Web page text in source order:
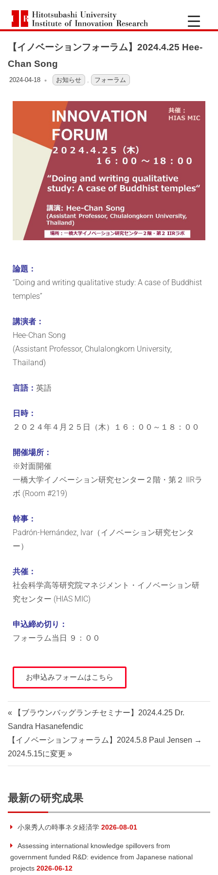
橋
ベ
ー
ン
Hitotsubashi
Institute
of
Research
【イノベーションフォーラム】2024.4.25 Hee-
Chan Song
2024-04-18 OFO3_TESTIIR
お知らせ フォーラム
論題：
“Doing and writing qualitative study: A case of Buddhist
temples”
講演者：
Hee-Chan Song
(Assistant Professor, Chulalongkorn University,
Thailand)
言語： 英語
日時：
２０２４年４月２５日（木）１６：００～１８：００
開催場所：
※対面開催
一橋大学イノベーション研究センター２階・第２ IIRラ
ボ (Room #219)
幹事：
Padrón-Hernández, Ivar（イノベーション研究センタ
ー）
共催：
社会科学高等研究院マネジメント・イノベーション研
究センター (HIAS MIC)
申込締め切り：
フォーラム当日 ９：００
お申込みフォームはこちら
【ブラウンバッグランチセミナー】2024.4.25 Dr.
Sandra Hasanefendic
【イノベーションフォーラム】2024.5.8 Paul Jensen →
2024.5.15に変更
最新の研究成果
小泉秀人の時事ネタ経済学 2026-08-01
Assessing international knowledge spillovers from
government funded R&D: evidence from Japanese national
projects 2026-06-12